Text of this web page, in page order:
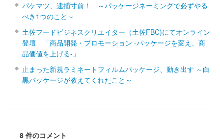
パケマツ、逮捕寸前！ ～パッケージネーミングで必ずやる
べき1つのこと～
土佐フードビジネスクリエイター（土佐FBC)にてオンライン
登壇 「商品開発・プロモーション ‐パッケージを変え、商
品価値を上げる‐」
止まった新規ラミネートフィルムパッケージ、動き出す ～白
黒パッケージが教えてくれたこと～
8 件のコメント